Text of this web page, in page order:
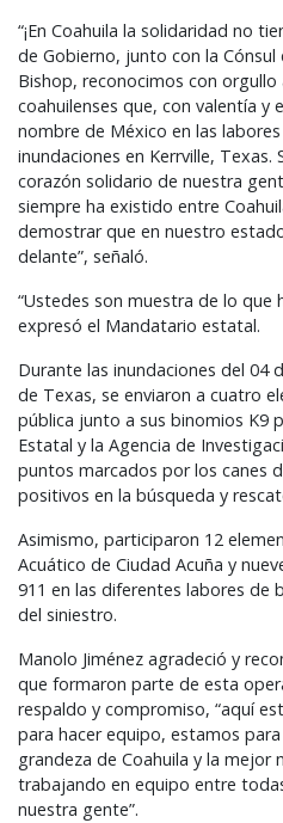
“¡En Coahuila la solidaridad no
de Gobierno, junto con la
Bishop, reconocimos con
coahuilenses que, con valentía y
nombre de México en las
inundaciones en Kerrville,
corazón solidario de nuestra
siempre ha existido entre
demostrar que en nuestro
delante”, señaló.
“Ustedes son muestra de lo que
expresó el Mandatario estatal.
Durante las inundaciones del 04
de Texas, se enviaron a cuatro
pública junto a sus binomios K9
Estatal y la Agencia de
puntos marcados por los canes
positivos en la búsqueda y
Asimismo, participaron 12
Acuático de Ciudad Acuña y
911 en las diferentes labores de
del siniestro.
Manolo Jiménez agradeció y
que formaron parte de esta
respaldo y compromiso, “aquí
para hacer equipo, estamos
grandeza de Coahuila y la mejor
trabajando en equipo entre
nuestra gente”.